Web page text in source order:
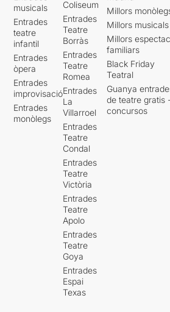
musicals
Entrades
teatre
infantil
Entrades
òpera
Entrades
improvisació
Entrades
monòlegs
Coliseum
Entrades
Teatre
Borràs
Entrades
Teatre
Romea
Entrades
La
Villarroel
Entrades
Teatre
Condal
Entrades
Teatre
Victòria
Entrades
Teatre
Apolo
Entrades
Teatre
Goya
Entrades
Espai
Texas
Millors
Millors musicals
Millors
familiars
Black Friday
Teatral
Guanya
de teatre gratis
concursos